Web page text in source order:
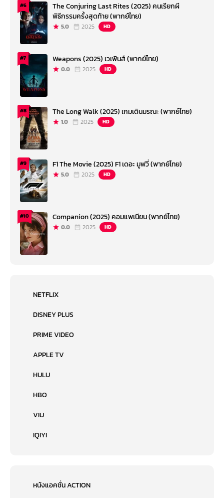
#6
The Conjuring Last Rites (2025) คนเรียกผี
พิธีกรรมครั้งสุดท้าย (พากย์ไทย)
5.0 2025 HD
#7 Weapons (2025) เวเพินส์ (พากย์ไทย)
0.0 2025 HD
#8 The Long Walk (2025) เกมเดินมรณะ (พากย์ไทย)
1.0 2025 HD
#9 F1 The Movie (2025) F1 เดอะ มูฟวี่ (พากย์ไทย)
5.0 2025 HD
#10 Companion (2025) คอมแพเนียน (พากย์ไทย)
0.0 2025 HD
NETFLIX
DISNEY PLUS
PRIME VIDEO
APPLE TV
HULU
HBO
VIU
IQIYI
หนังแอคชั่น ACTION